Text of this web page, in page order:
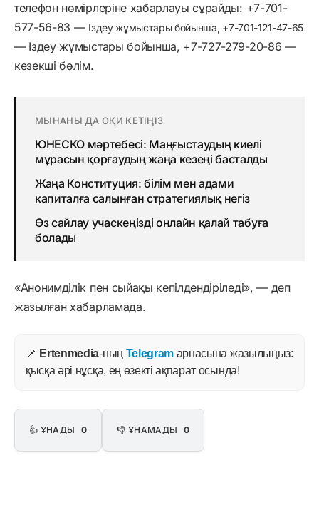
телефон нөмірлеріне хабарлауы сұрайды: +7-701-
577-56-83 — Іздеу жұмыстары бойынша, +7-701-121-47-65
— Іздеу жұмыстары бойынша, +7-727-279-20-86 —
кезекші бөлім.
МЫНАНЫ ДА ОҚИ КЕТІҢІЗ
ЮНЕСКО мәртебесі: Маңғыстаудың киелі
мұрасын қорғаудың жаңа кезеңі басталды
Жаңа Конституция: білім мен адами
капиталға салынған стратегиялық негіз
Өз сайлау учаскеңізді онлайн қалай табуға
болады
«Анонимділік пен сыйақы кепілдендіріледі», — деп
жазылған хабарламада.
📌 Ertenmedia-ның Telegram арнасына жазылыңыз:
қысқа әрі нұсқа, ең өзекті ақпарат осында!
👍 ҰНАДЫ 0 👎 ҰНАМАДЫ 0